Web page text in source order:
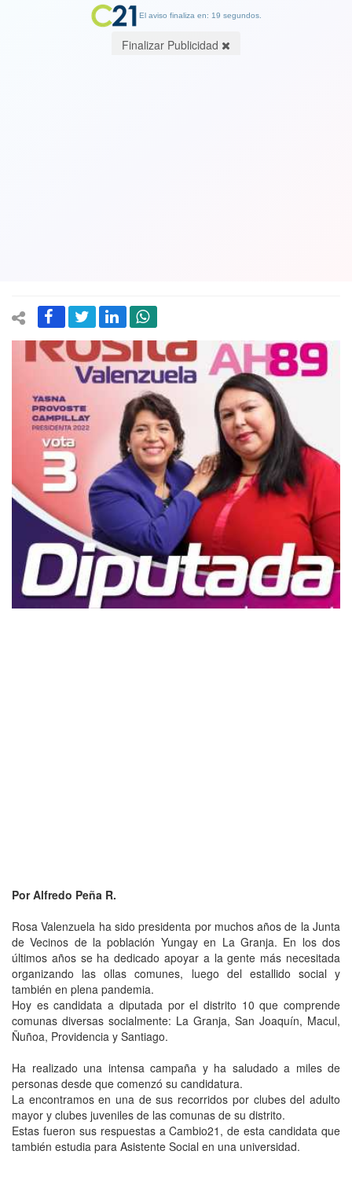
Por Alfredo Peña R.
Rosa Valenzuela ha sido presidenta por muchos años de la Junta
de Vecinos de la población Yungay en La Granja. En los dos
últimos años se ha dedicado apoyar a la gente más necesitada
organizando las ollas comunes, luego del estallido social y
también en plena pandemia.
Hoy es candidata a diputada por el distrito 10 que comprende
comunas diversas socialmente: La Granja, San Joaquín, Macul,
Ñuñoa, Providencia y Santiago.
Ha realizado una intensa campaña y ha saludado a miles de
personas desde que comenzó su candidatura.
La encontramos en una de sus recorridos por clubes del adulto
mayor y clubes juveniles de las comunas de su distrito.
Estas fueron sus respuestas a Cambio21, de esta candidata que
también estudia para Asistente Social en una universidad.
El aviso finaliza en: 19 segundos.
Finalizar Publicidad